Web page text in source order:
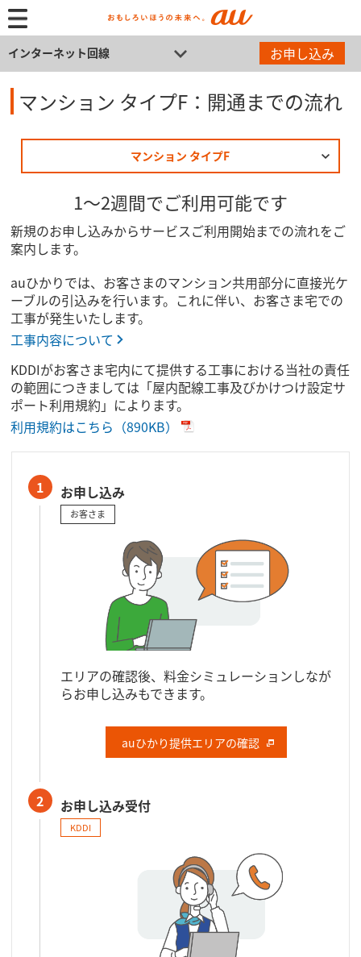
インターネット回線 お申し込み
マンション タイプF：開通までの流れ
マンション タイプF
1～2週間でご利用可能です
新規のお申し込みからサービスご利用開始までの流れをご
案内します。
auひかりでは、お客さまのマンション共用部分に直接光ケ
ーブルの引込みを行います。これに伴い、お客さま宅での
工事が発生いたします。
工事内容について
KDDIがお客さま宅内にて提供する工事における当社の責任
の範囲につきましては「屋内配線工事及びかけつけ設定サ
ポート利用規約」によります。
利用規約はこちら（890KB）
1 お申し込み
お客さま
エリアの確認後、料金シミュレーションしなが
らお申し込みもできます。
auひかり提供エリアの確認
2 お申し込み受付
KDDI